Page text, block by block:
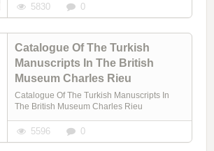
5830 0
Catalogue Of The Turkish
Manuscripts In The British
Museum Charles Rieu
Catalogue Of The Turkish Manuscripts In
The British Museum Charles Rieu
5596 0